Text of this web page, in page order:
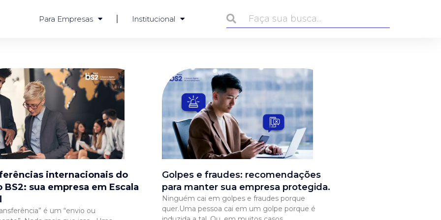
Para Empresas Institucional
internacionais do
BS2: sua empresa em Escala
é um “envio ou
Golpes e fraudes: recomendações
para manter sua empresa protegida.
Ninguém cai em golpes e fraudes porque
quer.Uma pessoa cai em um golpe porque é